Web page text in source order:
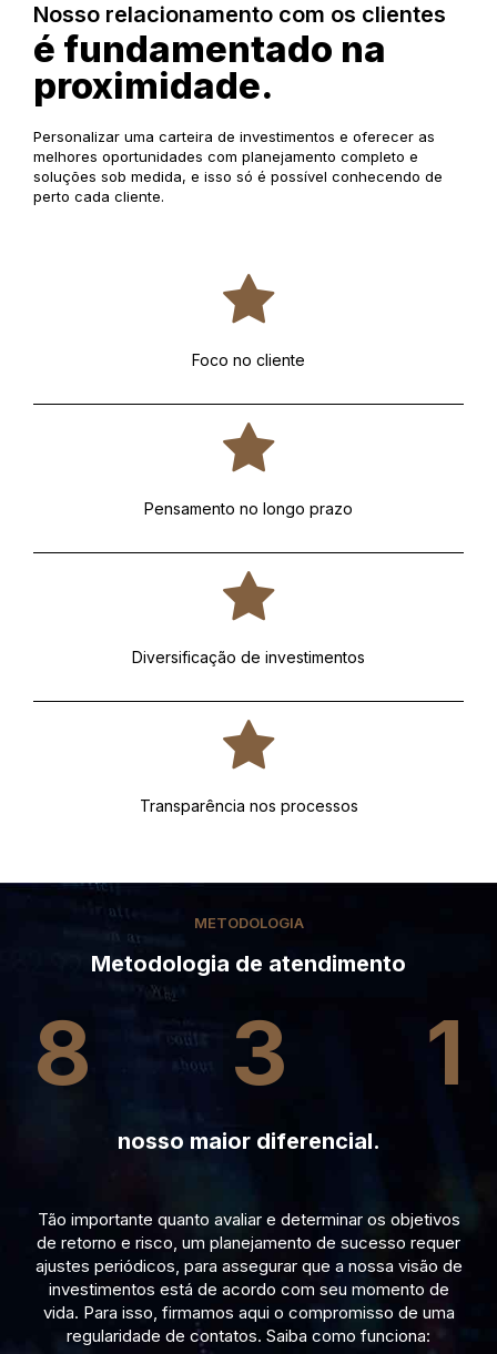
Nosso relacionamento com os clientes
é fundamentado na
proximidade.
Personalizar uma carteira de investimentos e oferecer as
melhores oportunidades com planejamento completo e
soluções sob medida, e isso só é possível conhecendo de
perto cada cliente.
Foco no cliente
Pensamento no longo prazo
Diversificação de investimentos
Transparência nos processos
METODOLOGIA
Metodologia de atendimento
8 3 1
nosso maior diferencial.
Tão importante quanto avaliar e determinar os objetivos
de retorno e risco, um planejamento de sucesso requer
ajustes periódicos, para assegurar que a nossa visão de
investimentos está de acordo com seu momento de
vida. Para isso, firmamos aqui o compromisso de uma
regularidade de contatos. Saiba como funciona: